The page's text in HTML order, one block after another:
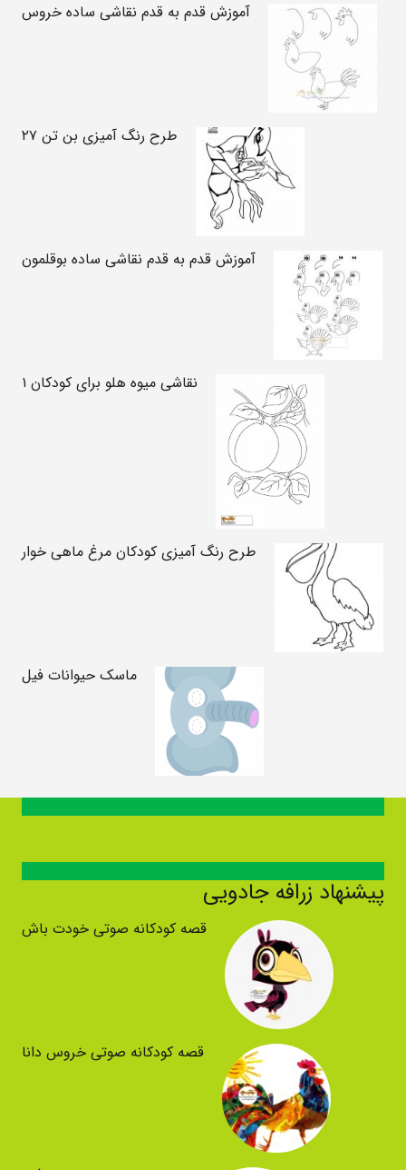
آموزش قدم به قدم نقاشی ساده خروس
طرح رنگ آمیزی بن تن ۲۷
آموزش قدم به قدم نقاشی ساده بوقلمون
نقاشی میوه هلو برای کودکان ۱
طرح رنگ آمیزی کودکان مرغ ماهی خوار
ماسک حیوانات فیل
پیشنهاد زرافه جادویی
قصه کودکانه صوتی خودت باش
قصه کودکانه صوتی خروس دانا